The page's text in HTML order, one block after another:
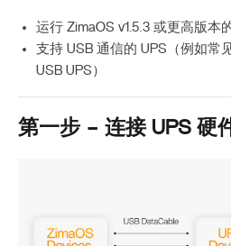
运行 ZimaOS v1.5.3 或更高版本
支持 USB 通信的 UPS（例如常
USB UPS）
第一步 – 连接 UPS 硬